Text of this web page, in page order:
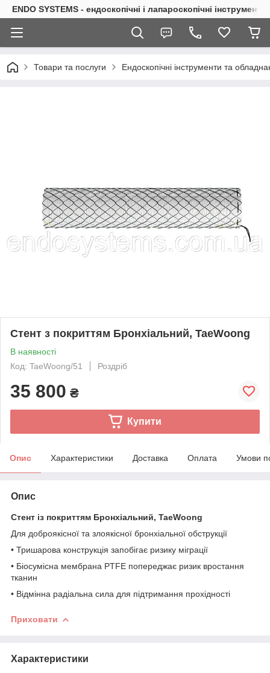
ENDO SYSTEMS - ендоскопічні і лапароскопічні інструменти
Товари та послуги Ендоскопічні інструменти та
Стент з покриттям Бронхіальний, TaeWoong
В наявності
Код: TaeWoong/51
Роздріб
35 800 ₴
Купити
Опис Характеристики Доставка Оплата Умови
Опис
Стент із покриттям Бронхіальний, TaeWoong
Для доброякісної та злоякісної бронхіальної обструкції
• Тришарова конструкція запобігає ризику міграції
• Біосумісна мембрана PTFE попереджає ризик вростання
тканин
• Відмінна радіальна сила для підтримання прохідності
Приховати
Характеристики